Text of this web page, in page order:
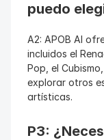
puedo
A2: APOB AI
incluidos el
Pop, el
explorar otros
artísticas.
P3: